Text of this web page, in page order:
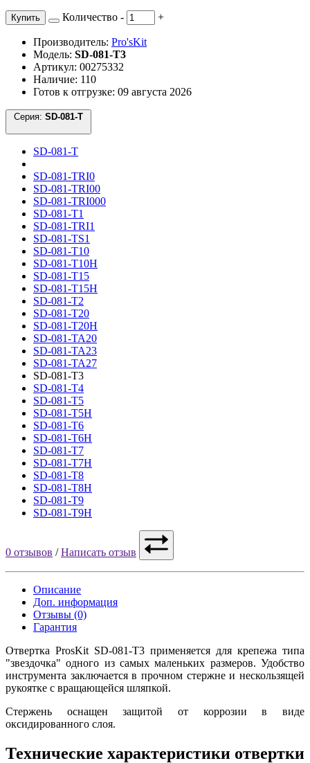
Купить Количество - +
Производитель: Pro'sKit
Модель: SD-081-T3
Артикул: 00275332
Наличие: 110
Готов к отгрузке: 09 августа 2026
Серия:
SD-081-T
SD-081-TRI0
SD-081-TRI00
SD-081-TRI000
SD-081-T1
SD-081-TRI1
SD-081-TS1
SD-081-T10
SD-081-T10H
SD-081-T15
SD-081-T15H
SD-081-T2
SD-081-T20
SD-081-T20H
SD-081-TA20
SD-081-TA23
SD-081-TA27
SD-081-T3
SD-081-T4
SD-081-T5
SD-081-T5H
SD-081-T6
SD-081-T6H
SD-081-T7
SD-081-T7H
SD-081-T8
SD-081-T8H
SD-081-T9
SD-081-T9H
0 отзывов /Написать отзыв
Описание
Доп. информация
Отзывы (0)
Гарантия
Отвертка ProsKit SD-081-T3 применяется для крепежа типа
"звездочка" одного из самых маленьких размеров. Удобство
инструмента заключается в прочном стержне и нескользящей
рукоятке с вращающейся шляпкой.
Стержень оснащен защитой от коррозии в виде
оксидированного слоя.
Технические характеристики отвертки